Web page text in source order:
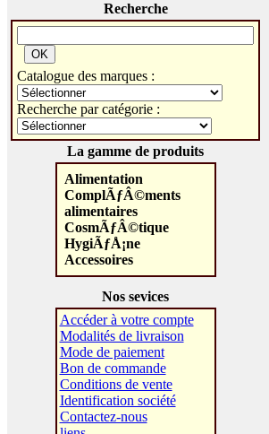
Recherche
Catalogue des marques :
Recherche par catégorie :
La gamme de produits
Alimentation
ComplÃƒÂ©ments
alimentaires
CosmÃƒÂ©tique
HygiÃƒÅ¡ne
Accessoires
Nos sevices
Accéder à votre compte
Modalités de livraison
Mode de paiement
Bon de commande
Conditions de vente
Identification société
Contactez-nous